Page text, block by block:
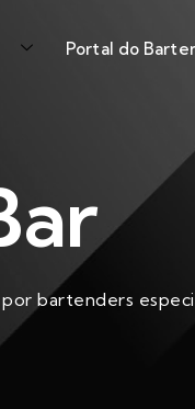
Portal do
bartenders